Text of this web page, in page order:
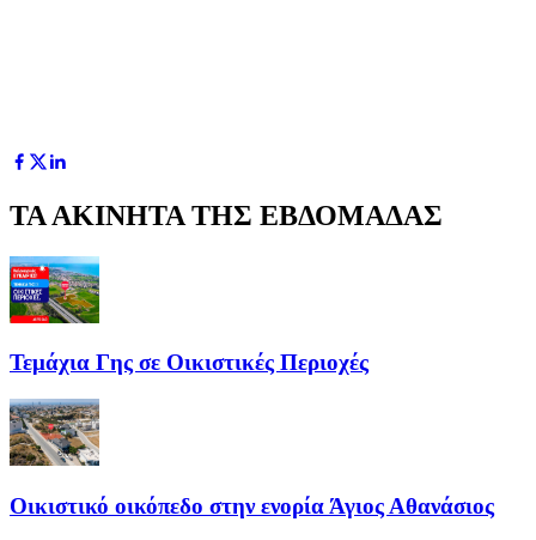
ΤΑ ΑΚΙΝΗΤΑ ΤΗΣ ΕΒΔΟΜΑΔΑΣ
Τεμάχια Γης σε Οικιστικές Περιοχές
Οικιστικό οικόπεδο στην ενορία Άγιος Αθανάσιος